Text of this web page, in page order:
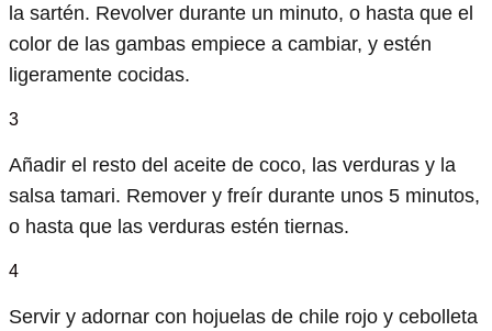
la sartén. Revolver durante un minuto, o hasta que el
color de las gambas empiece a cambiar, y estén
ligeramente cocidas.
3
Añadir el resto del aceite de coco, las verduras y la
salsa tamari. Remover y freír durante unos 5 minutos,
o hasta que las verduras estén tiernas.
4
Servir y adornar con hojuelas de chile rojo y cebolleta